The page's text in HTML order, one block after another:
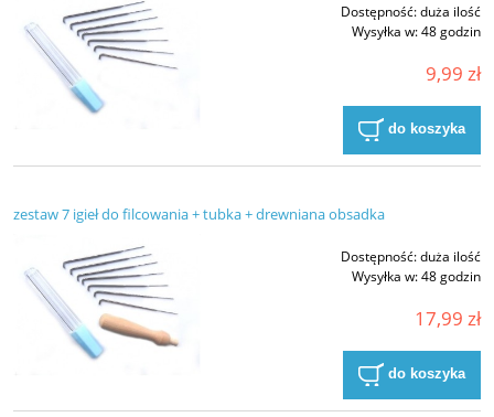
Dostępność:duża ilość
Wysyłka w:48 godzin
9,99 zł
do koszyka
zestaw 7 igieł do filcowania + tubka + drewniana obsadka
Dostępność:duża ilość
Wysyłka w:48 godzin
17,99 zł
do koszyka